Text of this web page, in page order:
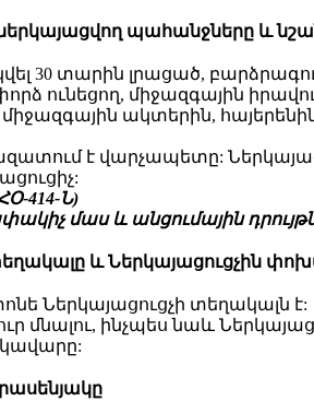
ներկայացվող պահանջները և
30 տարին լրացած,
միջազգային
ակտերին,
է վարչապետը:
414-Ն)
մաս և անցումային
և Ներկայացուցչին
Ներկայացուցչի տեղակալն է:
մնալու, ինչպես նաև